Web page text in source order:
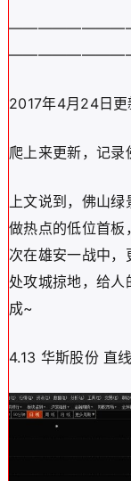
2017年4月24日更
爬上来更新，记录
上文说到，佛山
做热点的低位首板
次在雄安一战中
处攻城掠地，给
成~
4.13 华斯股份 直